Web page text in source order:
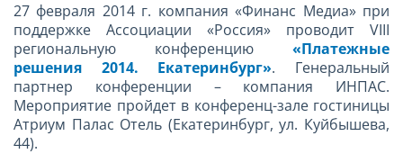
27 февраля 2014 г. компания «Финанс Медиа» при
поддержке Ассоциации «Россия» проводит VIII
региональную конференцию «Платежные
решения 2014. Екатеринбург». Генеральный
партнер конференции – компания ИНПАС.
Мероприятие пройдет в конференц-зале гостиницы
Атриум Палас Отель (Екатеринбург, ул. Куйбышева,
44).